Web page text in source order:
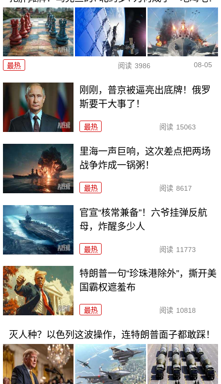
最热 阅读 3986 08-05
刚刚，普京被逼亮出底牌！俄罗
斯要干大事了！
最热 阅读 15063
里海一声巨响，这次差点把两场
战争炸成一锅粥！
最热 阅读 8617
官宣“核常兼备”！六爷挂弹反航
母，炸醒多少人
最热 阅读 11773
特朗普一句“珍珠港除外”，撕开美
国霸权遮羞布
最热 阅读 10818
灭人种？以色列这波操作，连特朗普面子都敢踩！